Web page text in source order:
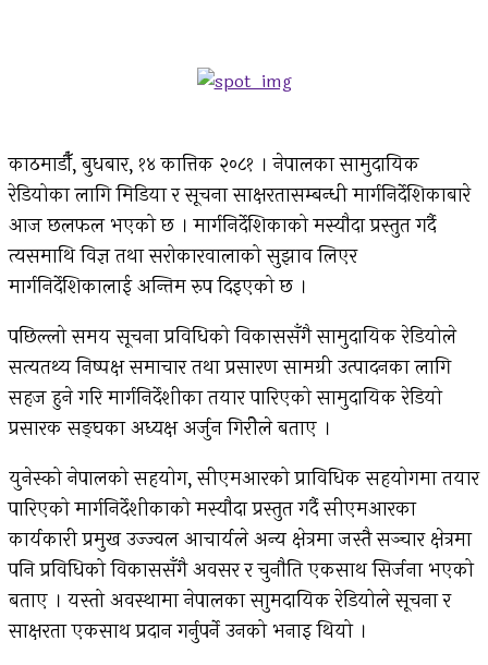
काठमाडौँ, बुधबार, १४ कात्तिक २०८१ । नेपालका सामुदायिक
रेडियोका लागि मिडिया र सूचना साक्षरतासम्बन्धी मार्गनिर्देशिकाबारे
आज छलफल भएको छ । मार्गनिर्देशिकाको मस्यौदा प्रस्तुत गर्दै
त्यसमाथि विज्ञ तथा सरोकारवालाको सुझाव लिएर
मार्गनिर्देशिकालाई अन्तिम रुप दिइएको छ ।
पछिल्लो समय सूचना प्रविधिको विकाससँगै सामुदायिक रेडियोले
सत्यतथ्य निष्पक्ष समाचार तथा प्रसारण सामग्री उत्पादनका लागि
सहज हुने गरि मार्गनिर्देशीका तयार पारिएको सामुदायिक रेडियो
प्रसारक सङ्घका अध्यक्ष अर्जुन गिरीेले बताए ।
युनेस्को नेपालको सहयोग, सीएमआरको प्राविधिक सहयोगमा तयार
पारिएको मार्गनिर्देशीकाको मस्यौदा प्रस्तुत गर्दै सीएमआरका
कार्यकारी प्रमुख उज्ज्वल आचार्यले अन्य क्षेत्रमा जस्तै सञ्चार क्षेत्रमा
पनि प्रविधिको विकाससँगै अवसर र चुनौति एकसाथ सिर्जना भएको
बताए । यस्तो अवस्थामा नेपालका साुमदायिक रेडियोले सूचना र
साक्षरता एकसाथ प्रदान गर्नुपर्ने उनको भनाइ थियो ।